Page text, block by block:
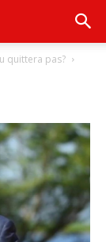
quittera pas?